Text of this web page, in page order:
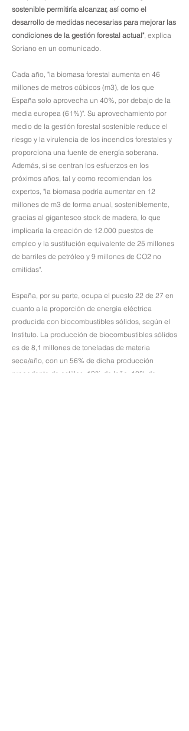
sostenible permitiría alcanzar, así como el
desarrollo de medidas necesarias para mejorar las
condiciones de la gestión forestal actual", explica
Soriano en un comunicado.
Cada año, "la biomasa forestal aumenta en 46
millones de metros cúbicos (m3), de los que
España solo aprovecha un 40%, por debajo de la
media europea (61%)". Su aprovechamiento por
medio de la gestión forestal sostenible reduce el
riesgo y la virulencia de los incendios forestales y
proporciona una fuente de energía soberana.
Además, si se centran los esfuerzos en los
próximos años, tal y como recomiendan los
expertos, "la biomasa podría aumentar en 12
millones de m3 de forma anual, sosteniblemente,
gracias al gigantesco stock de madera, lo que
implicaría la creación de 12.000 puestos de
empleo y la sustitución equivalente de 25 millones
de barriles de petróleo y 9 millones de CO2 no
emitidas".
España, por su parte, ocupa el puesto 22 de 27 en
cuanto a la proporción de energía eléctrica
producida con biocombustibles sólidos, según el
Instituto. La producción de biocombustibles sólidos
es de 8,1 millones de toneladas de materia
seca/año, con un 56% de dicha producción
procedente de astillas, 19% de leña, 10% de